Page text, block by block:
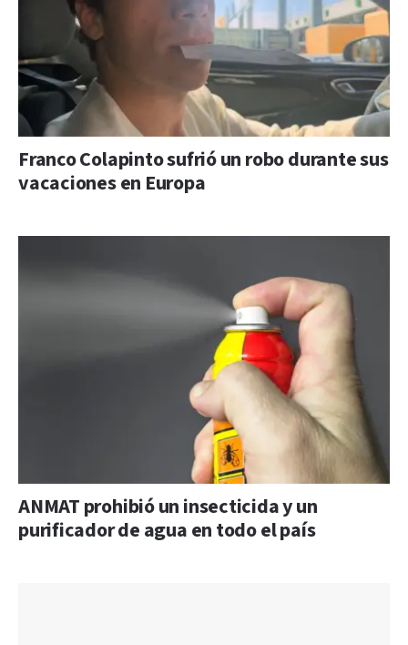
Franco Colapinto sufrió un robo durante sus
vacaciones en Europa
ANMAT prohibió un insecticida y un
purificador de agua en todo el país